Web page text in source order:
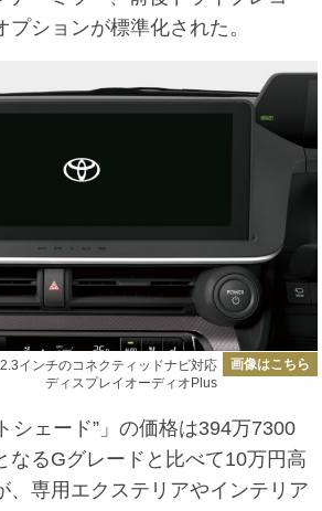
プションが標準化された。
インチのコネクティッドナビ対応
ディスプレイオーディオPlus
画像はこちら
シェード”」の価格は394万7300
なるGグレードと比べて10万円高
、専用エクステリアやインテリア